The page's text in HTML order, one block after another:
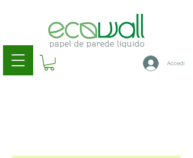
Accedi